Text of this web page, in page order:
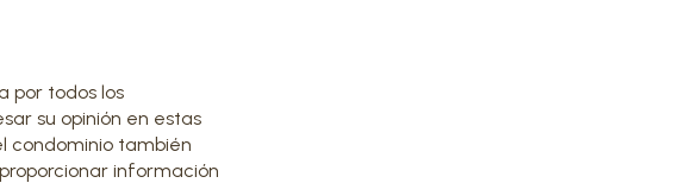
por todos los
su opinión en estas
condominio también
información